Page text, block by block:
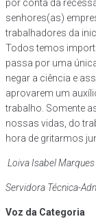
por conta da
senhores(as)
trabalhadores da
Todos temos
passa por uma
negar a ciência e
aprovarem um
trabalho. Somente
nossas vidas, do
hora de gritarmos
Loiva Isabel
Servidora Técnica-
Voz da Categoria